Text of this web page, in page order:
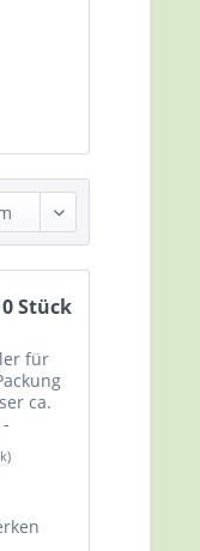
Stück
für
ca.